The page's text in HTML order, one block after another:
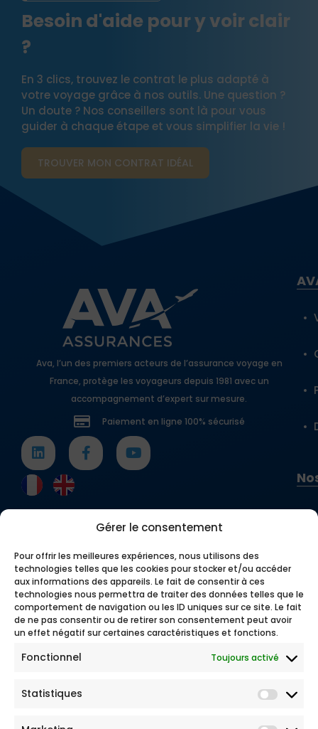
Gérer le consentement
Pour offrir les meilleures expériences, nous utilisons des
technologies telles que les cookies pour stocker et/ou accéder
aux informations des appareils. Le fait de consentir à ces
technologies nous permettra de traiter des données telles que le
comportement de navigation ou les ID uniques sur ce site. Le fait
de ne pas consentir ou de retirer son consentement peut avoir
un effet négatif sur certaines caractéristiques et fonctions.
Fonctionnel Toujours activé
Statistiques
Besoin d'aide pour y voir clair
?
En 3 clics, trouvez le contrat le plus adapté à
votre voyage grâce à nos outils. Une question ?
Un doute ? Nos conseillers sont là pour vous
guider à chaque étape et vous simplifier la vie !
TROUVER MON CONTRAT​ IDÉAL
Ava, l’un des premiers acteurs de l’assurance voyage en
France, protège les voyageurs depuis 1981 avec un
accompagnement d’expert sur mesure.
Paiement en ligne 100% sécurisé